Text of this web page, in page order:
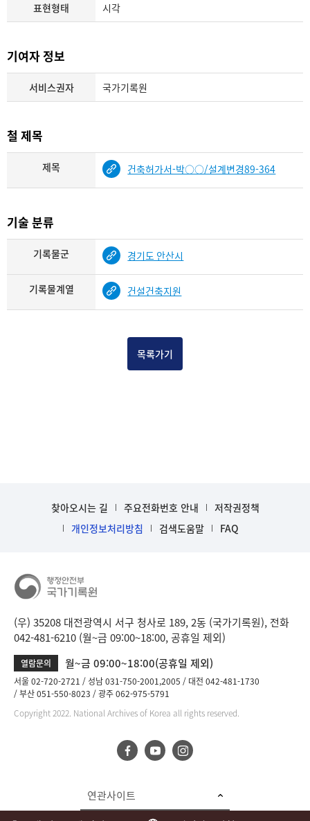
표현형태 시각
기여자 정보
서비스권자 국가기록원
철 제목
제목 건축허가서-박○○/설계변경89-364
기술 분류
기록물군 경기도 안산시
기록물계열 건설건축지원
목록가기
찾아오시는 길 주요전화번호 안내
저작권정책
개인정보처리방침
검색도움말 FAQ
(우) 35208 대전광역시 서구 청사로 189, 2동 (국가기록원), 전화
042-481-6210 (월~금 09:00~18:00, 공휴일 제외)
열람문의 월~금 09:00~18:00(공휴일 제외)
서울 02-720-2721 성남 031-750-2001,2005
대전 042-481-1730
부산 051-550-8023
광주 062-975-5791
Copyright 2022. National Archives of Korea all rights reserved.
연관사이트